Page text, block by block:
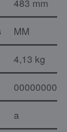
MM
4,13 kg
a